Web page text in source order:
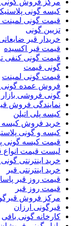
کیسه گونی
قیمت گونی لمینت
تزیین گونی
خریدار قیر
قیمت قیر اکسیده
قیمت گونی کنفی
گونی قیمت
قیمت گونی لمینت
فروش عمده گونی
گونی فروشی بازار
نمایندگی فروش
کیسه پلی اتیلن
خرید فروش کیسه
کیسه و گونی
قیمت کیسه گونی
لیست قیمت انواع
خرید اینترنتی
خرید اینترنتی قیر
قیمت روز قیر
قیمت روز قیر
مرکز فروش
قیرگونی ارزان
کارخانه گونی بافی